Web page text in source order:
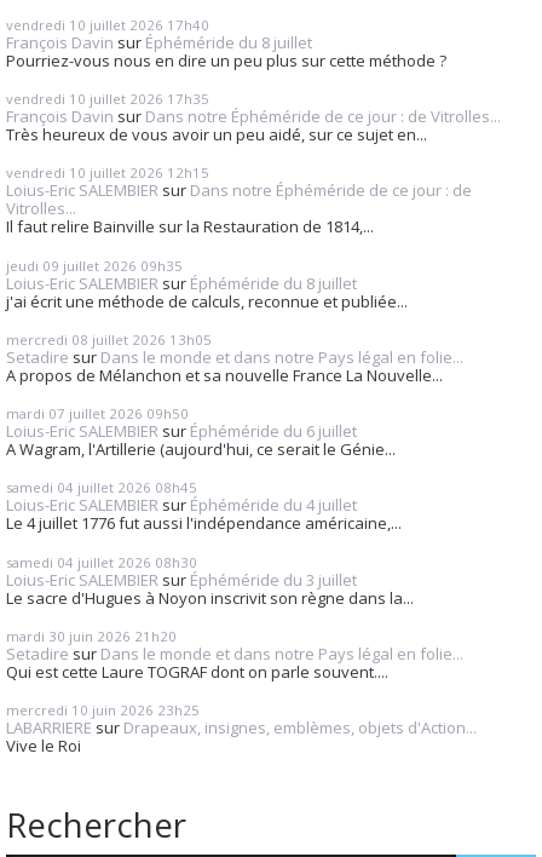
vendredi 10 juillet 2026 17h40
François Davin sur Éphéméride du 8 juillet
Pourriez-vous nous en dire un peu plus sur cette méthode ?
vendredi 10 juillet 2026 17h35
François Davin sur Dans notre Éphéméride de ce jour : de Vitrolles...
Très heureux de vous avoir un peu aidé, sur ce sujet en...
vendredi 10 juillet 2026 12h15
Loius-Eric SALEMBIER sur Dans notre Éphéméride de ce jour : de
Vitrolles...
Il faut relire Bainville sur la Restauration de 1814,...
jeudi 09 juillet 2026 09h35
Loius-Eric SALEMBIER sur Éphéméride du 8 juillet
j'ai écrit une méthode de calculs, reconnue et publiée...
mercredi 08 juillet 2026 13h05
Setadire sur Dans le monde et dans notre Pays légal en folie...
A propos de Mélanchon et sa nouvelle France La Nouvelle...
mardi 07 juillet 2026 09h50
Loius-Eric SALEMBIER sur Éphéméride du 6 juillet
A Wagram, l'Artillerie (aujourd'hui, ce serait le Génie...
samedi 04 juillet 2026 08h45
Loius-Eric SALEMBIER sur Éphéméride du 4 juillet
Le 4 juillet 1776 fut aussi l'indépendance américaine,...
samedi 04 juillet 2026 08h30
Loius-Eric SALEMBIER sur Éphéméride du 3 juillet
Le sacre d'Hugues à Noyon inscrivit son règne dans la...
mardi 30 juin 2026 21h20
Setadire sur Dans le monde et dans notre Pays légal en folie...
Qui est cette Laure TOGRAF dont on parle souvent....
mercredi 10 juin 2026 23h25
LABARRIERE sur Drapeaux, insignes, emblèmes, objets d'Action...
Vive le Roi
Rechercher